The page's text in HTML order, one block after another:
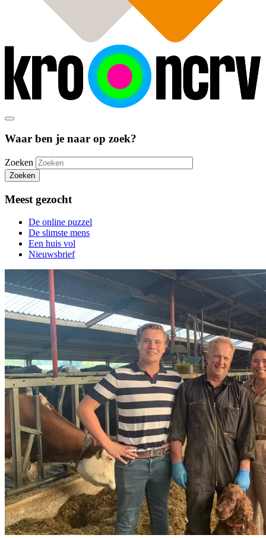
Waar ben je naar op zoek?
Zoeken
Zoeken
Meest gezocht
De online puzzel
De slimste mens
Een huis vol
Nieuwsbrief